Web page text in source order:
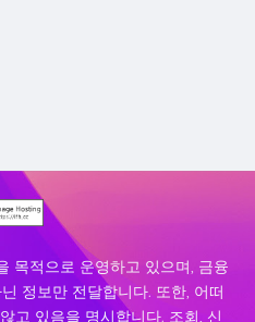
목적으로 운영하고 있으며, 금융
정보만 전달합니다. 또한, 어떠
고 있음을 명시합니다. 조회, 신